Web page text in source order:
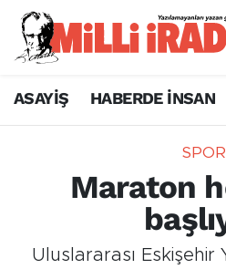
ASAYİŞ HABERDE İNSAN
SPOR
Maraton
Uluslararası Eskişehir